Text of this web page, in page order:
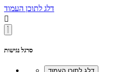
דלג לתוכן העמוד

סרגל נגישות